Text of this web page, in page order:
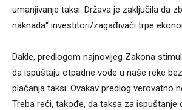
umanjivanje taksi: Država je zaključila da
naknada“ investitori/zagađivači trpe
Dakle, predlogom najnovijeg Zakona
da ispuštaju otpadne vode u naše reke
plaćanja taksi. Ovakav predlog verovatno
Treba reći, takođe, da taksa za ispuštanje